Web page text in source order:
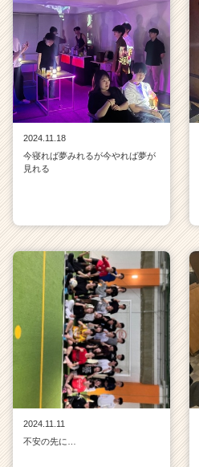
2024.11.18
今寝れば夢みれるが今やれば夢が
見れる
2024.11.11
不安の先に…